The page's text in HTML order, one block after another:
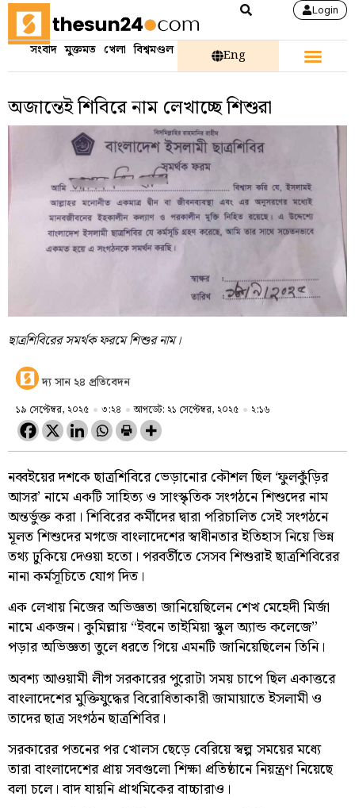
Login
সংবাদ মুক্তমত খেলা বিশ্বমণ্ডল Eng
অজান্তেই শিবিরে নাম লেখাচ্ছে শিশুরা
ছাত্রশিবিরের সমর্থক ফরমে শিশুর নাম।
দ্য সান ২৪ প্রতিবেদন
১৯ সেপ্টেম্বর, ২০২৫ ৩:২৪ আপডেট: ২১ সেপ্টেম্বর, ২০২৫ ২:১৬
নব্বইয়ের দশকে ছাত্রশিবিরে ভেড়ানোর কৌশল ছিল ‘ফুলকুঁড়ির
আসর’ নামে একটি সাহিত্য ও সাংস্কৃতিক সংগঠনে শিশুদের নাম
অন্তর্ভুক্ত করা। শিবিরের কর্মীদের দ্বারা পরিচালিত সেই সংগঠনে
মূলত শিশুদের মগজে বাংলাদেশের স্বাধীনতার ইতিহাস নিয়ে ভিন্ন
তথ্য ঢুকিয়ে দেওয়া হতো। পরবর্তীতে সেসব শিশুরাই ছাত্রশিবিরের
নানা কর্মসূচিতে যোগ দিত।
এক লেখায় নিজের অভিজ্ঞতা জানিয়েছিলেন শেখ মেহেদী মির্জা
নামে একজন। কুমিল্লায় “ইবনে তাইমিয়া স্কুল অ্যান্ড কলেজে”
পড়ার অভিজ্ঞতা তুলে ধরতে গিয়ে এমনটি জানিয়েছিলেন তিনি।
অবশ্য আওয়ামী লীগ সরকারের পুরোটা সময় চাপে ছিল একাত্তরে
বাংলাদেশের মুক্তিযুদ্ধের বিরোধিতাকারী জামায়াতে ইসলামী ও
তাদের ছাত্র সংগঠন ছাত্রশিবির।
সরকারের পতনের পর খোলস ছেড়ে বেরিয়ে স্বল্প সময়ের মধ্যে
তারা বাংলাদেশের প্রায় সবগুলো শিক্ষা প্রতিষ্ঠানে নিয়ন্ত্রণ নিয়েছে
বলা চলে। বাদ যায়নি প্রাথমিকের বাচ্চারাও।